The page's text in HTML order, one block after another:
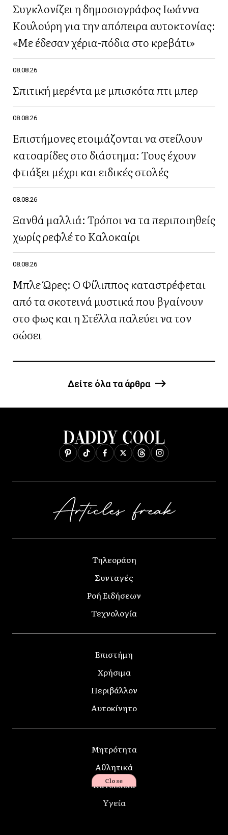
Συγκλονίζει η δημοσιογράφος Ιωάννα
Κουλούρη για την απόπειρα αυτοκτονίας:
«Με έδεσαν χέρια-πόδια στο κρεβάτι»
08.08.26
Σπιτική μερέντα με μπισκότα πτι μπερ
08.08.26
Επιστήμονες ετοιμάζονται να στείλουν
κατσαρίδες στο διάστημα: Τους έχουν
φτιάξει μέχρι και ειδικές στολές
08.08.26
Ξανθά μαλλιά: Τρόποι να τα περιποιηθείς
χωρίς ρεφλέ το Καλοκαίρι
08.08.26
Μπλε Ώρες: Ο Φίλιππος καταστρέφεται
από τα σκοτεινά μυστικά που βγαίνουν
στο φως και η Στέλλα παλεύει να τον
σώσει
Δείτε όλα τα άρθρα
Τηλεοράση
Συνταγές
Ροή Ειδήσεων
Τεχνολογία
Επιστήμη
Χρήσιμα
Περιβάλλον
Αυτοκίνητο
Μητρότητα
Αθλητικά
Κατοικίδια
Υγεία
Close